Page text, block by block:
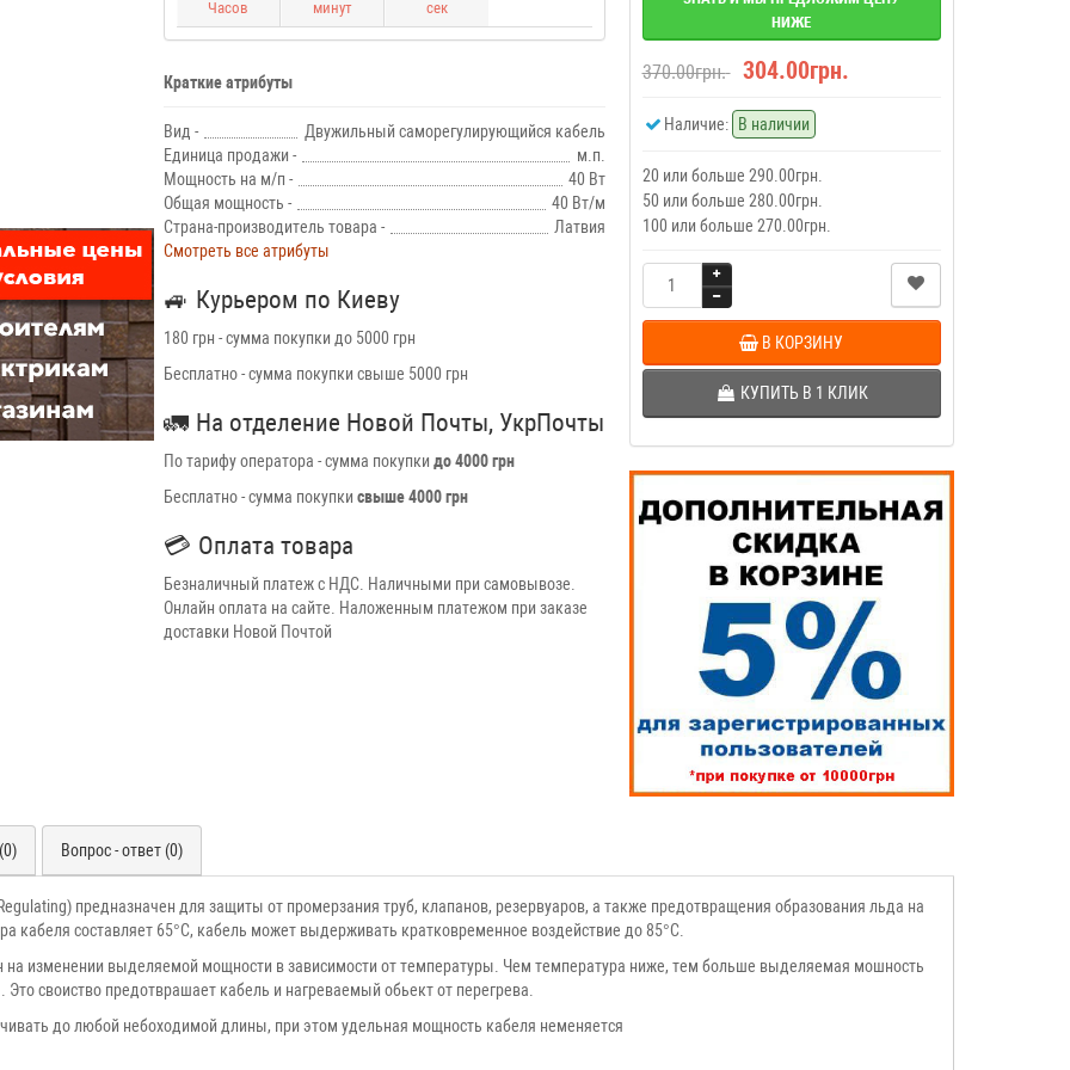
Часов минут сек
Краткие атрибуты
Вид -
Двужильный саморегулирующийся кабель
Единица продажи -
м.п.
Мощность на м/п -
40 Вт
Общая мощность -
40 Вт/м
Страна-производитель товара -
Латвия
Смотреть все атрибуты
🚙 Курьером по Киеву
180 грн - сумма покупки до 5000 грн
Бесплатно - сумма покупки свыше 5000 грн
🚛 На отделение Новой Почты, УкрПочты
По тарифу оператора - сумма покупки до 4000 грн
Бесплатно - сумма покупки свыше 4000 грн
💳 Оплата товара
Безналичный платеж с НДС. Наличными при самовывозе.
Онлайн оплата на сайте. Наложенным платежом при заказе
доставки Новой Почтой
НИЖЕ
370.00грн. 304.00грн.
Наличие: В наличии
20 или больше 290.00грн.
50 или больше 280.00грн.
100 или больше 270.00грн.
В КОРЗИНУ
КУПИТЬ В 1 КЛИК
Вопрос - ответ (0)
предназначен для защиты от промерзания труб, клапанов, резервуаров, а также предотвращения образования льда на
составляет 65°С, кабель может выдерживать кратковременное воздействие до 85°C.
на изменении выделяемой мощности в зависимости от температуры. Чем температура ниже, тем больше выделяемая мошность
своиство предотврашает кабель и нагреваемый обьект от перегрева.
до любой небоходимой длины, при этом удельная мощность кабеля неменяется